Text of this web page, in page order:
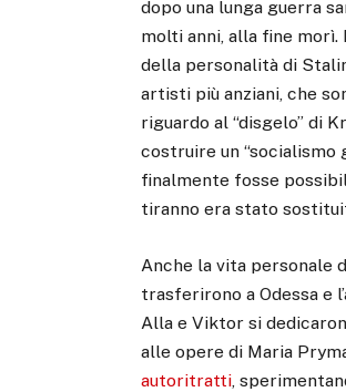
dopo una lunga guerra
molti anni, alla fine
della personalità di
artisti più anziani, che
riguardo al “disgelo” di
costruire un “socialismo
finalmente fosse
tiranno era stato
Anche la vita personale
trasferirono a Odessa e
Alla e Viktor si
alle opere di Maria
autoritratti ,